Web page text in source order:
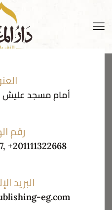
أمام مسجد عليش
رقم
+201111322668
البريد
eg.com